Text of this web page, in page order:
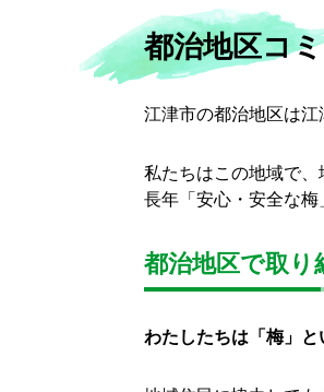
都治地区コ
江津市の都治地区は江
私たちはこの地域で、
長年「安心・安全な梅
都治地区で取り
わたしたちは「梅」と